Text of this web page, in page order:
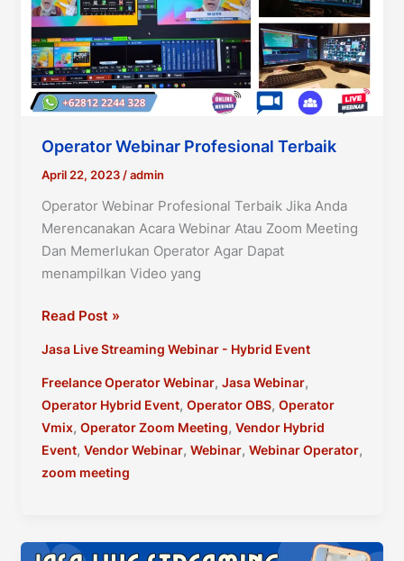
Operator Webinar Profesional Terbaik
April 22, 2023 /admin
Operator Webinar Profesional Terbaik Jika Anda
Merencanakan Acara Webinar Atau Zoom Meeting
Dan Memerlukan Operator Agar Dapat
menampilkan Video yang
Operator
Profesional
Terbaik
Read Post »
Jasa Live Streaming Webinar - Hybrid Event
Freelance Operator Webinar, Jasa Webinar,
Operator Hybrid Event, Operator OBS, Operator
Vmix, Operator Zoom Meeting, Vendor Hybrid
Event, Vendor Webinar, Webinar, Webinar Operator,
zoom meeting